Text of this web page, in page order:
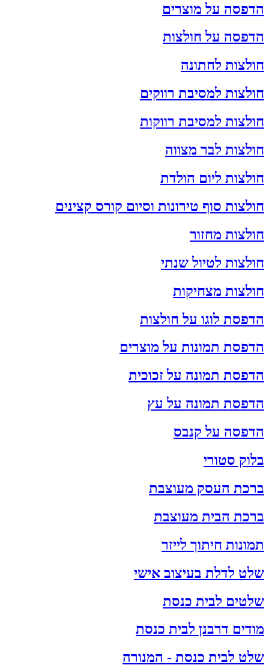
הדפסה על מוצרים
הדפסה על חולצות
חולצות לחתונה
חולצות למסיבת רווקים
חולצות למסיבת רווקות
חולצות לבר מצווה
חולצות ליום הולדת
חולצות סוף טירונות וסיום קורס קצינים
חולצות מחזור
חולצות לטיול שנתי
חולצות מצחיקות
הדפסת לוגו על חולצות
הדפסת תמונות על מוצרים
הדפסת תמונה על זכוכית
הדפסת תמונה על עץ
הדפסה על קנבס
בלוק סטורי
ברכת העסק מעוצבת
ברכת הבית מעוצבת
תמונות חיתוך לייזר
שלט לדלת בעיצוב אישי
שלטים לבית כנסת
מודים דרבנן לבית כנסת
שלט לבית כנסת - המנורה